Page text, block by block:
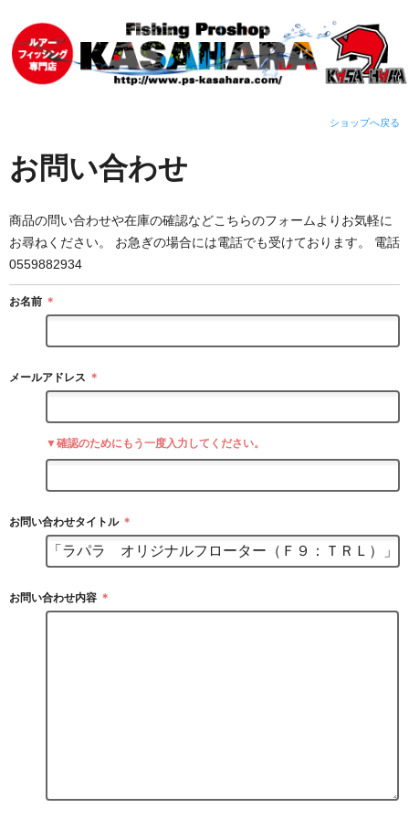
ショップへ戻る
お問い合わせ
商品の問い合わせや在庫の確認などこちらのフォームよりお気軽に
お尋ねください。 お急ぎの場合には電話でも受けております。 電話
0559882934
お名前 ＊
メールアドレス ＊
▼確認のためにもう一度入力してください。
お問い合わせタイトル ＊
お問い合わせ内容 ＊